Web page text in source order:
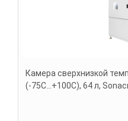
Камера сверхнизкой
(-75С...+100С), 64 л,